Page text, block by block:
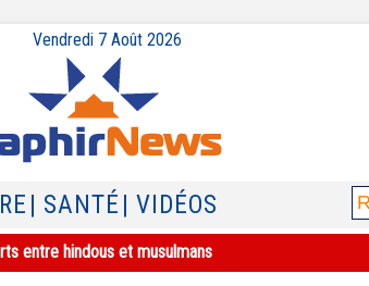
Vendredi 7 Août 2026
| SANTÉ | VIDÉOS
entre hindous et musulmans